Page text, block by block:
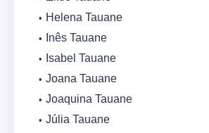
Helena Tauane
Inês Tauane
Isabel Tauane
Joana Tauane
Joaquina Tauane
Júlia Tauane